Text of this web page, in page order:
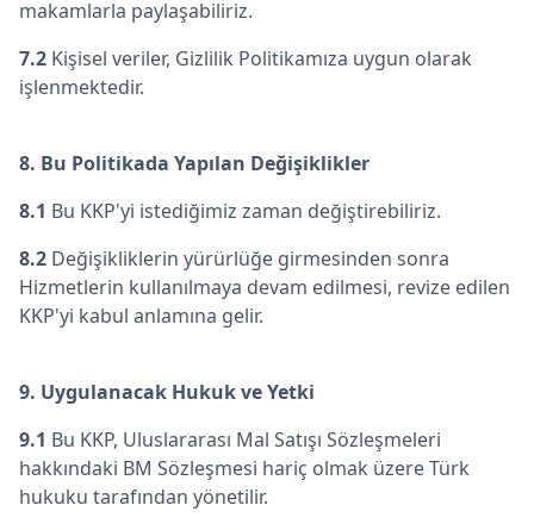
makamlarla paylaşabiliriz.
7.2 Kişisel veriler, Gizlilik Politikamıza uygun olarak
işlenmektedir.
8. Bu Politikada Yapılan Değişiklikler
8.1 Bu KKP'yi istediğimiz zaman değiştirebiliriz.
8.2 Değişikliklerin yürürlüğe girmesinden sonra
Hizmetlerin kullanılmaya devam edilmesi, revize edilen
KKP'yi kabul anlamına gelir.
9. Uygulanacak Hukuk ve Yetki
9.1 Bu KKP, Uluslararası Mal Satışı Sözleşmeleri
hakkındaki BM Sözleşmesi hariç olmak üzere Türk
hukuku tarafından yönetilir.